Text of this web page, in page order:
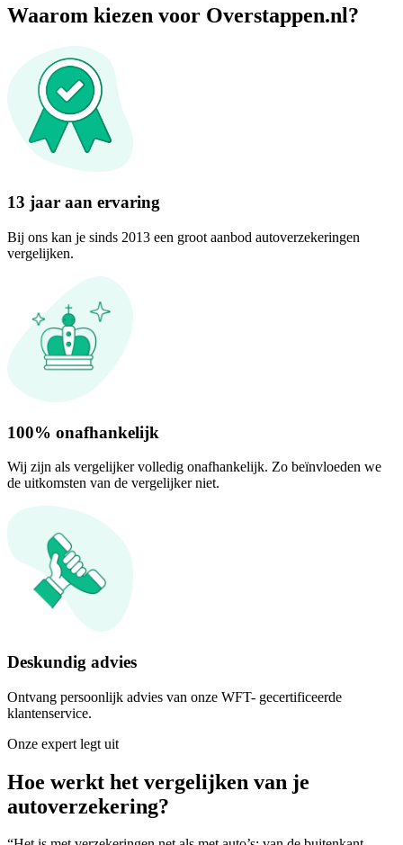
Waarom kiezen voor Overstappen.nl?
13 jaar aan ervaring
Bij ons kan je sinds 2013 een groot aanbod autoverzekeringen
vergelijken.
100% onafhankelijk
Wij zijn als vergelijker volledig onafhankelijk. Zo beïnvloeden we
de uitkomsten van de vergelijker niet.
Deskundig advies
Ontvang persoonlijk advies van onze WFT- gecertificeerde
klantenservice.
Onze expert legt uit
Hoe werkt het vergelijken van je
autoverzekering?